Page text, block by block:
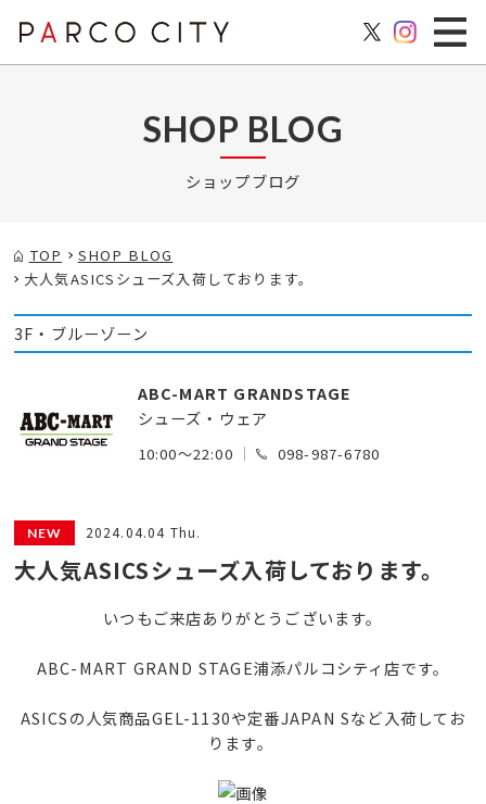
SHOP BLOG
ショップブログ
TOP
SHOP BLOG
大人気ASICSシューズ入荷しております。
3F・ブルーゾーン
ABC-MART GRANDSTAGE
シューズ・ウェア
10:00～22:00 098-987-6780
2024.04.04 Thu.
大人気ASICSシューズ入荷しております。
いつもご来店ありがとうございます。
ABC-MART GRAND STAGE浦添パルコシティ店です。
ASICSの人気商品GEL-1130や定番JAPAN Sなど入荷してお
ります。